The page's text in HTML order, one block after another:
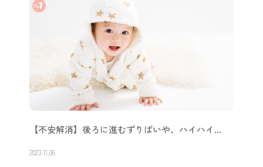
【不安解消】後ろに進むずりばいや、ハイハイ…
2023.11.06